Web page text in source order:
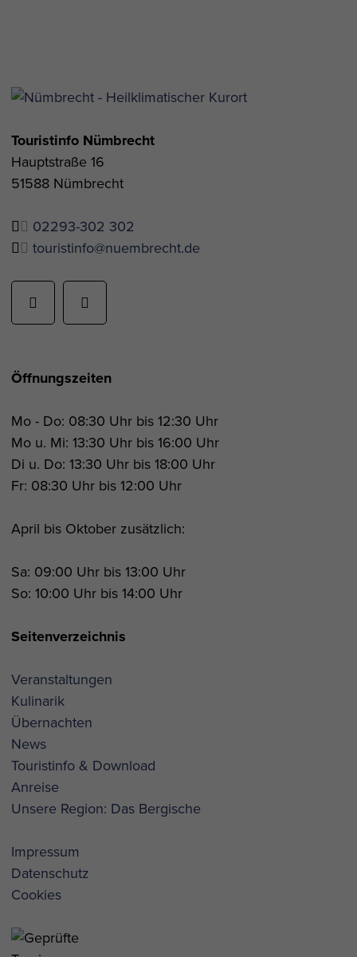
Touristinfo Nümbrecht
Hauptstraße 16
51588 Nümbrecht
02293-302 302
touristinfo@nuembrecht.de
Öffnungszeiten
Mo - Do: 08:30 Uhr bis 12:30 Uhr
Mo u. Mi: 13:30 Uhr bis 16:00 Uhr
Di u. Do: 13:30 Uhr bis 18:00 Uhr
Fr: 08:30 Uhr bis 12:00 Uhr
April bis Oktober zusätzlich:
Sa: 09:00 Uhr bis 13:00 Uhr
So: 10:00 Uhr bis 14:00 Uhr
Seitenverzeichnis
Veranstaltungen
Kulinarik
Übernachten
News
Touristinfo & Download
Anreise
Unsere Region: Das Bergische
Impressum
Datenschutz
Cookies